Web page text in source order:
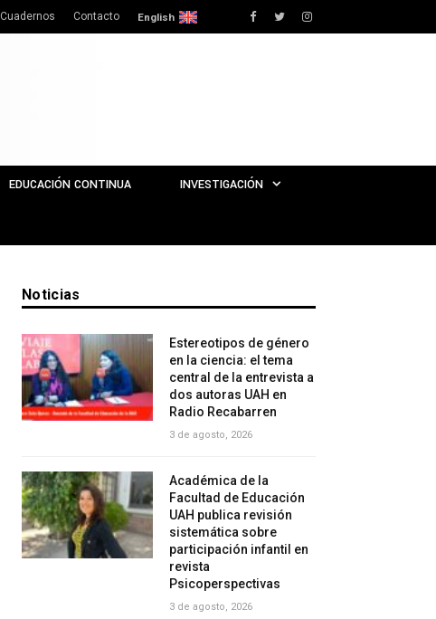
Cuadernos Contacto English Facebook
TwitterInstagram
EDUCACIÓN CONTINUA INVESTIGACIÓN
Noticias
Estereotipos de género
en la ciencia: el tema
central de la entrevista a
dos autoras UAH en
Radio Recabarren
3 de agosto, 2026
Académica de la
Facultad de Educación
UAH publica revisión
sistemática sobre
participación infantil en
revista
Psicoperspectivas
3 de agosto, 2026